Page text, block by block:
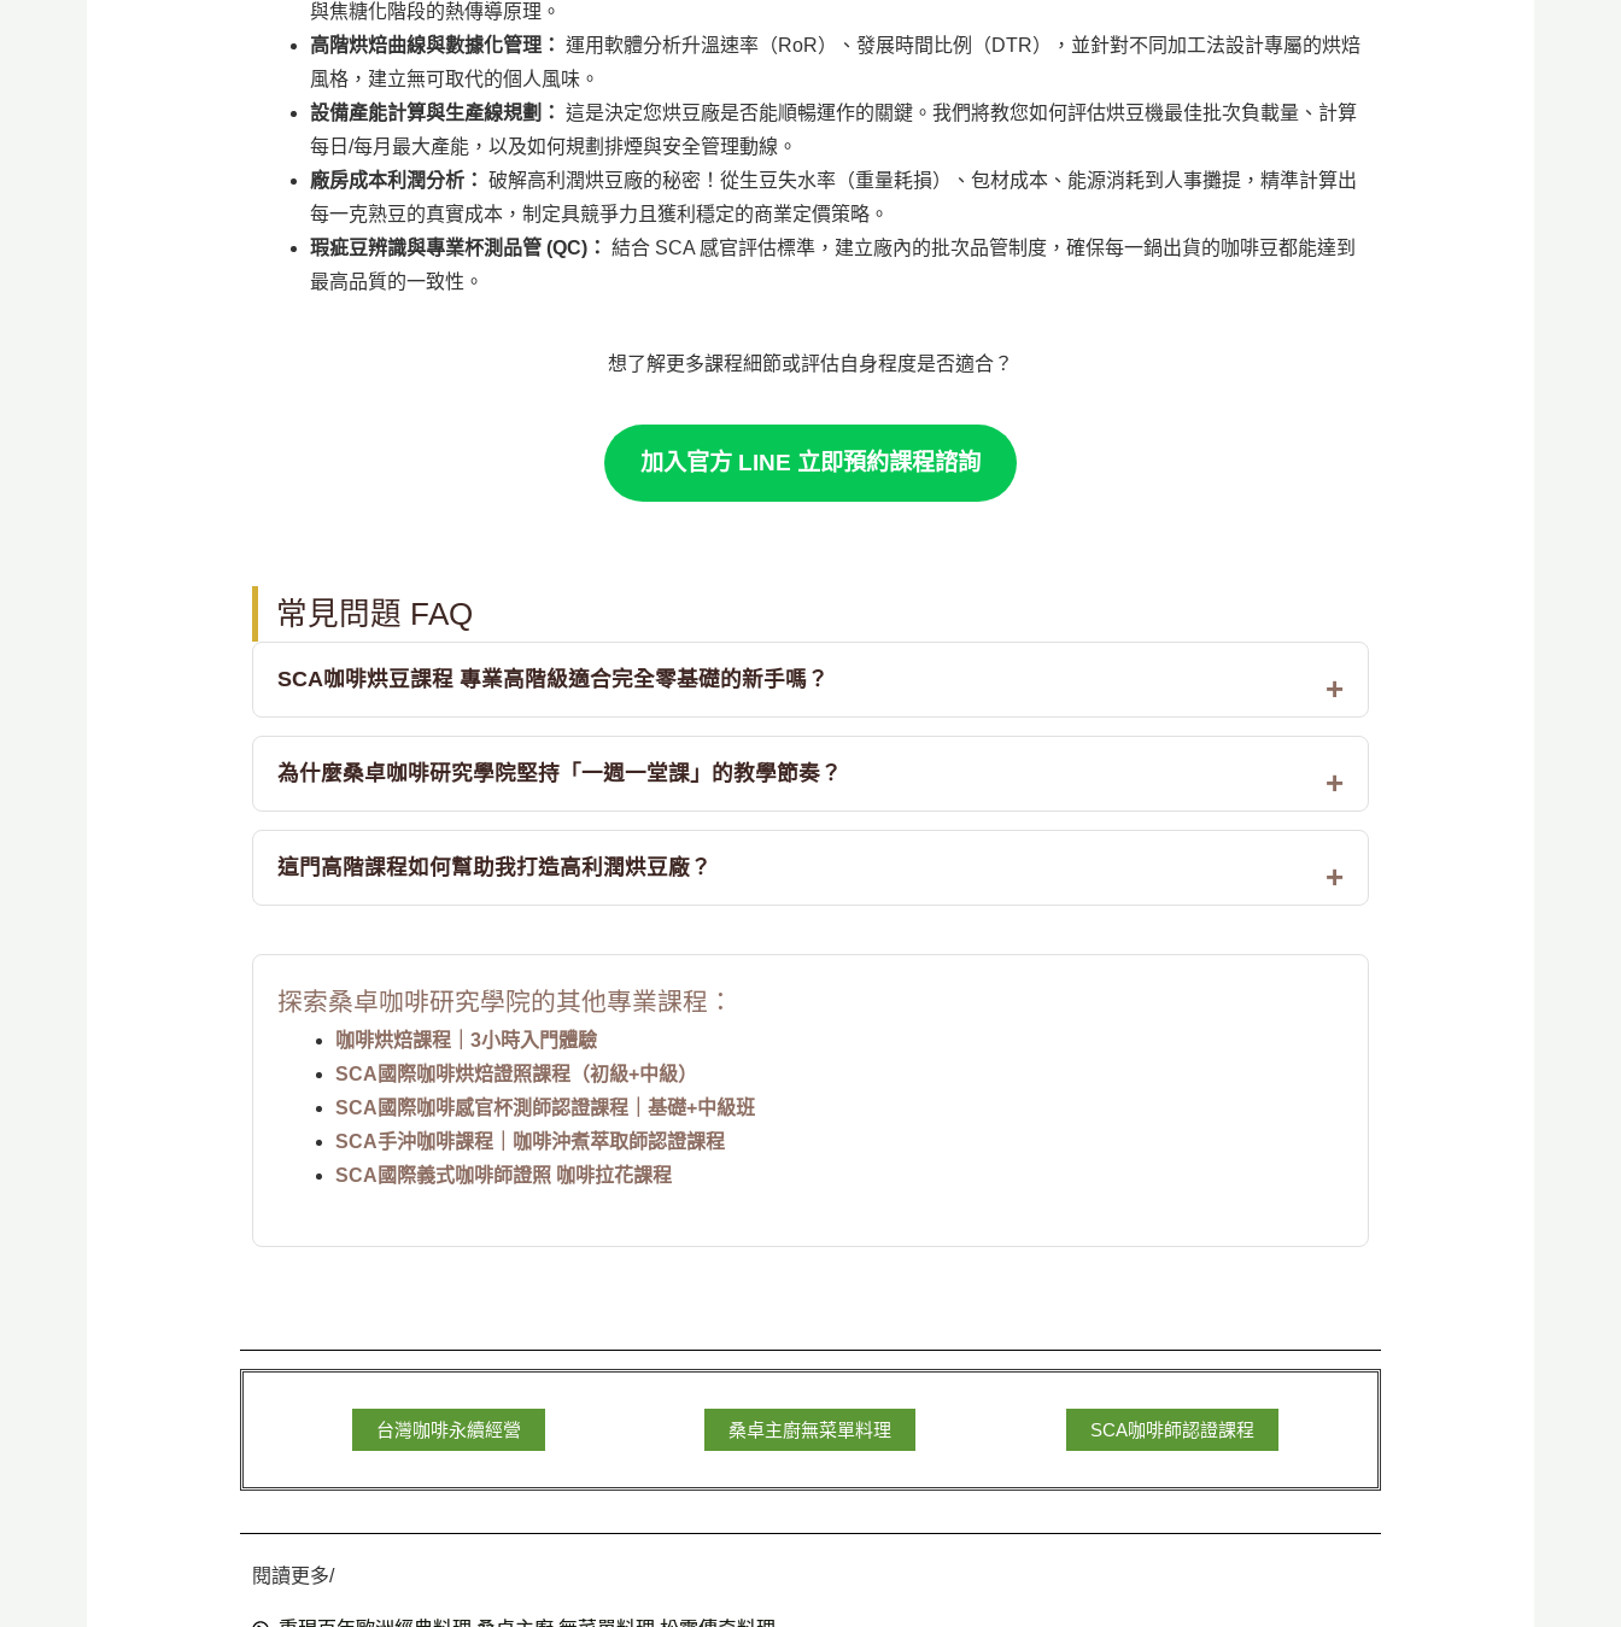
與焦糖化階段的熱傳導原理。
高階烘焙曲線與數據化管理： 運用軟體分析升溫速率（RoR）、發展時間比例（DTR），並針對不同加工法設計專屬的烘焙
風格，建立無可取代的個人風味。
設備產能計算與生產線規劃： 這是決定您烘豆廠是否能順暢運作的關鍵。我們將教您如何評估烘豆機最佳批次負載量、計算
每日/每月最大產能，以及如何規劃排煙與安全管理動線。
廠房成本利潤分析： 破解高利潤烘豆廠的秘密！從生豆失水率（重量耗損）、包材成本、能源消耗到人事攤提，精準計算出
每一克熟豆的真實成本，制定具競爭力且獲利穩定的商業定價策略。
瑕疵豆辨識與專業杯測品管 (QC)： 結合 SCA 感官評估標準，建立廠內的批次品管制度，確保每一鍋出貨的咖啡豆都能達到
最高品質的一致性。
想了解更多課程細節或評估自身程度是否適合？
加入官方 LINE 立即預約課程諮詢
常見問題 FAQ
SCA咖啡烘豆課程 專業高階級適合完全零基礎的新手嗎？
為什麼桑卓咖啡研究學院堅持「一週一堂課」的教學節奏？
這門高階課程如何幫助我打造高利潤烘豆廠？
探索桑卓咖啡研究學院的其他專業課程：
咖啡烘焙課程｜3小時入門體驗
SCA國際咖啡烘焙證照課程（初級+中級）
SCA國際咖啡感官杯測師認證課程｜基礎+中級班
SCA手沖咖啡課程｜咖啡沖煮萃取師認證課程
SCA國際義式咖啡師證照 咖啡拉花課程
台灣咖啡永續經營 桑卓主廚無菜單料理 SCA咖啡師認證課程
閱讀更多/